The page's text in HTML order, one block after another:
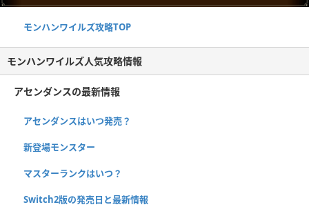
モンハンワイルズ攻略TOP
モンハンワイルズ人気攻略情報
アセンダンスの最新情報
アセンダンスはいつ発売？
新登場モンスター
マスターランクはいつ？
Switch2版の発売日と最新情報